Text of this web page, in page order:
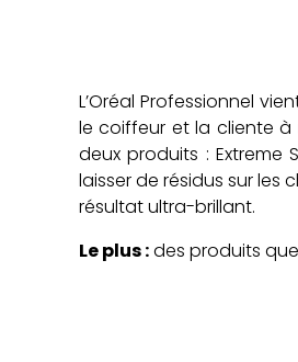
L’Oréal Professionnel
le coiffeur et la cliente à
deux produits :
laisser de résidus sur les
résultat ultra-brillant.
Le plus :des produits